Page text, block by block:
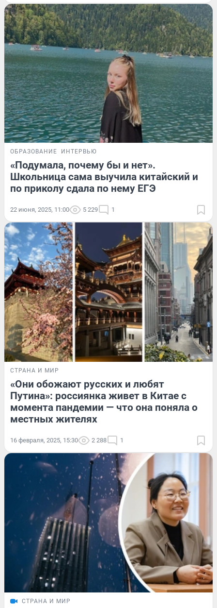
ОБРАЗОВАНИЕ ИНТЕРВЬЮ
«Подумала, почему бы и нет».
Школьница сама выучила китайский и
по приколу сдала по нему ЕГЭ
22 июня, 2025, 11:00 5 229 1
СТРАНА И МИР
«Они обожают русских и любят
Путина»: россиянка живет в Китае с
момента пандемии — что она поняла о
местных жителях
16 февраля, 2025, 15:30 2 288 1
СТРАНА И МИР